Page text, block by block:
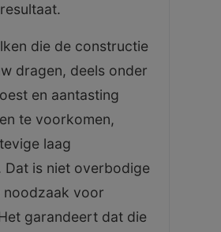
die de constructie
dragen, deels onder
en aantasting
te voorkomen,
laag
Dat is niet overbodige
noodzaak voor
garandeert dat die